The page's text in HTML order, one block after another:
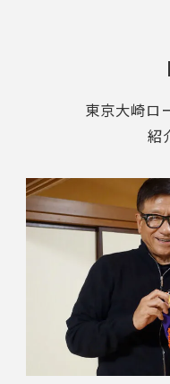
東京大崎ロ
紹